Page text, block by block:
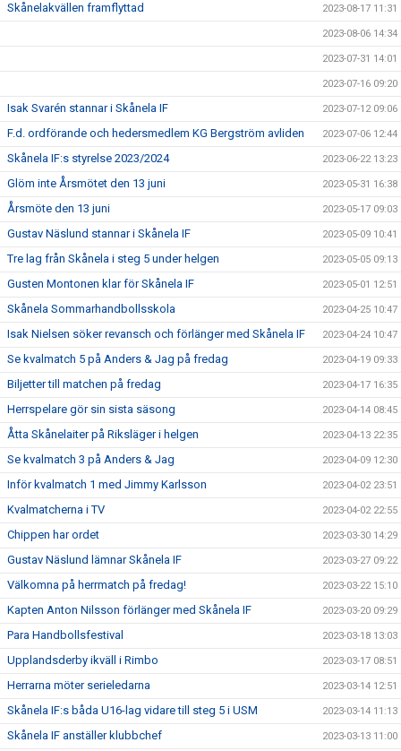
Skånelakvällen framflyttad 2023-08-17 11:31
2023-08-06 14:34
2023-07-31 14:01
2023-07-16 09:20
Isak Svarén stannar i Skånela IF 2023-07-12 09:06
F.d. ordförande och hedersmedlem KG Bergström avliden 2023-07-06 12:44
Skånela IF:s styrelse 2023/2024 2023-06-22 13:23
Glöm inte Årsmötet den 13 juni 2023-05-31 16:38
Årsmöte den 13 juni 2023-05-17 09:03
Gustav Näslund stannar i Skånela IF 2023-05-09 10:41
Tre lag från Skånela i steg 5 under helgen 2023-05-05 09:13
Gusten Montonen klar för Skånela IF 2023-05-01 12:51
Skånela Sommarhandbollsskola 2023-04-25 10:47
Isak Nielsen söker revansch och förlänger med Skånela IF 2023-04-24 10:47
Se kvalmatch 5 på Anders & Jag på fredag 2023-04-19 09:33
Biljetter till matchen på fredag 2023-04-17 16:35
Herrspelare gör sin sista säsong 2023-04-14 08:45
Åtta Skånelaiter på Riksläger i helgen 2023-04-13 22:35
Se kvalmatch 3 på Anders & Jag 2023-04-09 12:30
Inför kvalmatch 1 med Jimmy Karlsson 2023-04-02 23:51
Kvalmatcherna i TV 2023-04-02 22:55
Chippen har ordet 2023-03-30 14:29
Gustav Näslund lämnar Skånela IF 2023-03-27 09:22
Välkomna på herrmatch på fredag! 2023-03-22 15:10
Kapten Anton Nilsson förlänger med Skånela IF 2023-03-20 09:29
Para Handbollsfestival 2023-03-18 13:03
Upplandsderby ikväll i Rimbo 2023-03-17 08:51
Herrarna möter serieledarna 2023-03-14 12:51
Skånela IF:s båda U16-lag vidare till steg 5 i USM 2023-03-14 11:13
Skånela IF anställer klubbchef 2023-03-13 11:00